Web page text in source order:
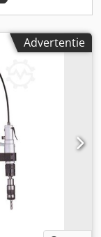
• Verstelbare
lengte •
geregeld
beweegt de
bankschroef
voor
Aiiskr •
Volz
D - 44143
Advertentie